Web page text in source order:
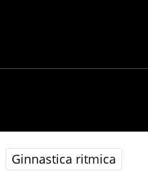
Ginnastica ritmica